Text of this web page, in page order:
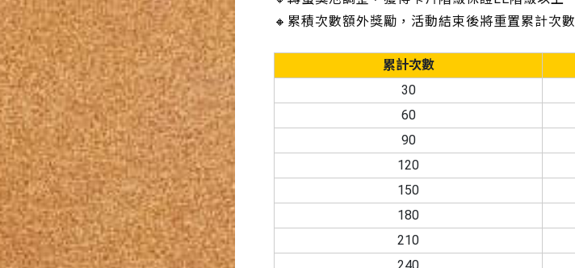
🔸累積次數額外獎勵，活動結束後將重置累計次數
累計次數
30
60
90
120
150
180
210
240